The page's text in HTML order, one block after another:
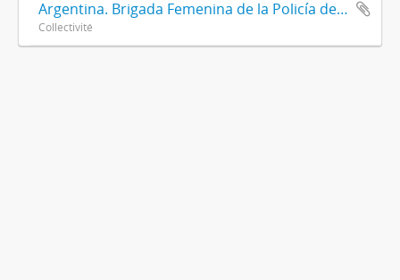
Argentina. Brigada Femenina de la Policía de la Provincia de Buenos Aires
Collectivité